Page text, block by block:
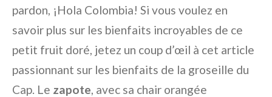
pardon, ¡Hola Colombia! Si vous voulez en
savoir plus sur les bienfaits incroyables de ce
petit fruit doré, jetez un coup d’œil à cet article
passionnant sur les bienfaits de la groseille du
Cap. Le zapote, avec sa chair orangée